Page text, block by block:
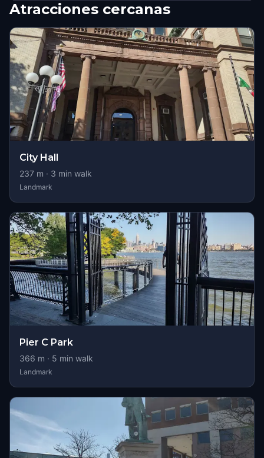
Atracciones cercanas
City Hall
237 m · 3 min walk
Landmark
Pier C Park
366 m · 5 min walk
Landmark